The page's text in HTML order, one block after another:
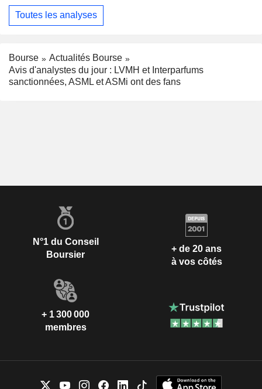
Toutes les analyses
Bourse
Actualités Bourse
Avis d'analystes du jour : LVMH et Interparfums
sanctionnées, ASML et ASMi ont des fans
N°1 du Conseil
Boursier
+ de 20 ans
à vos côtés
+ 1 300 000
membres